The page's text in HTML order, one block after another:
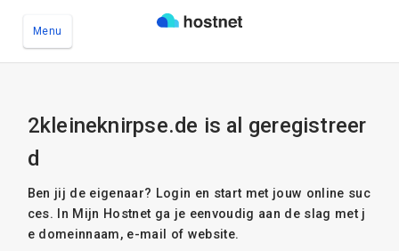
Menu
2kleineknirpse.de is al geregistreer
d
Ben jij de eigenaar? Login en start met jouw online suc
ces. In Mijn Hostnet ga je eenvoudig aan de slag met j
e domeinnaam, e-mail of website.